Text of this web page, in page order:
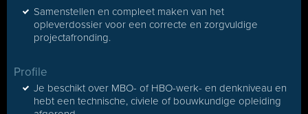
Samenstellen en compleet maken van het
opleverdossier voor een correcte en zorgvuldige
projectafronding.
Profile
Je beschikt over MBO- of HBO-werk- en denkniveau en
hebt een technische, civiele of bouwkundige opleiding